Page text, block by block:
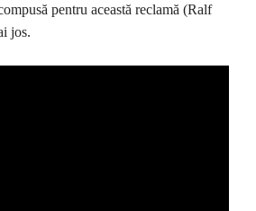
pentru această reclamă (Ralf
jos.